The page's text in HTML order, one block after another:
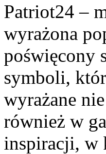
Patriot24 –
wyrażona
poświęcony
symboli,
wyrażane
również w
inspiracji, w